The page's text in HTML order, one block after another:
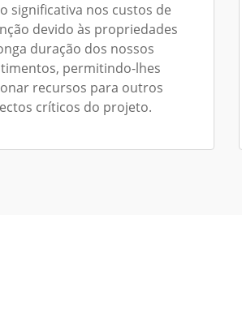
significativa nos custos de
devido às propriedades
duração dos nossos
permitindo-lhes
recursos para outros
críticos do projeto.